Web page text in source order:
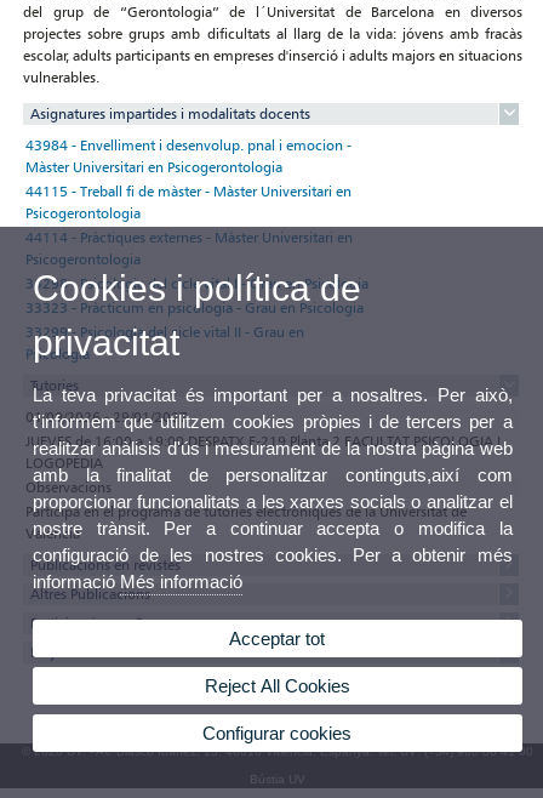
del grup de “Gerontologia” de l´Universitat de Barcelona en diversos
projectes sobre grups amb dificultats al llarg de la vida: jóvens amb fracàs
escolar, adults participants en empreses d'inserció i adults majors en situacions
vulnerables.
Asignatures impartides i modalitats docents
43984 - Envelliment i desenvolup. pnal i emocion -
Màster Universitari en Psicogerontologia
44115 - Treball fi de màster - Màster Universitari en
Psicogerontologia
44114 - Pràctiques externes - Màster Universitari en
Psicogerontologia
33298 - Psicologia del cicle vital I - Grau en Psicologia
33323 - Pràcticum en psicologia - Grau en Psicologia
33299 - Psicologia del cicle vital II - Grau en
Psicologia
Tutories
01/09/2026 - 29/01/2027
JUEVES de 16:00 a 19:00 DESPATX F-219 Planta 2 FACULTAT PSICOLOGIA I
LOGOPÈDIA
Observacions
Participa en el programa de tutories electròniques de la Universitat de
València
Publicacions en revistes
Altres Publicacions
Participacions a Congressos
Projectes
© 2026 UV. - Av. Blasco Ibáñez, 13. 46010 València. Espanya. Tel. UV: (+34) 963 86 41 00
Bústia UV
Cookies i política de
privacitat
La teva privacitat és important per a nosaltres. Per això,
t'informem que utilitzem cookies pròpies i de tercers per a
realitzar anàlisis d'ús i mesurament de la nostra pàgina web
amb la finalitat de personalitzar continguts,així com
proporcionar funcionalitats a les xarxes socials o analitzar el
nostre trànsit. Per a continuar accepta o modifica la
configuració de les nostres cookies. Per a obtenir més
informació Més informació
Acceptar tot
Reject All Cookies
Configurar cookies